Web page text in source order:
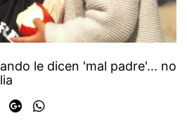
le dicen 'mal padre'... no